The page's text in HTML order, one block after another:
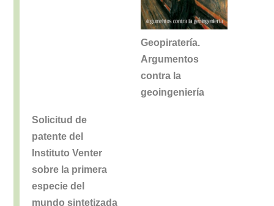
Geopiratería.
Argumentos
contra la
geoingeniería
Solicitud de
patente del
Instituto Venter
sobre la primera
especie del
mundo sintetizada